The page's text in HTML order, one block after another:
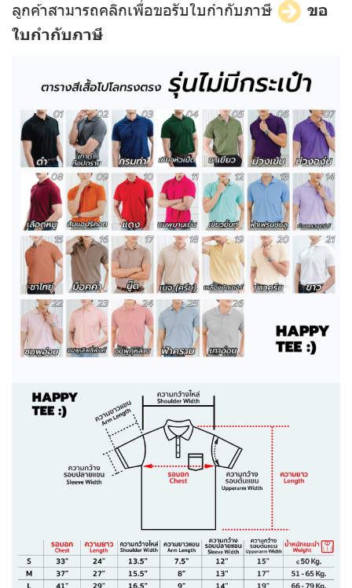
ลูกค้าสามารถคลิกเพื่อขอรับใบกำกับภาษี
ขอ
ใบกำกับภาษี